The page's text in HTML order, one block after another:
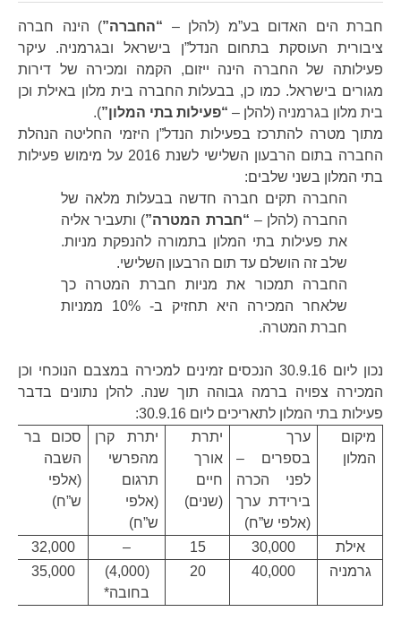
חברת הים האדום בע”מ (להלן – “החברה”) הינה חברה
ציבורית העוסקת בתחום הנדל”ן בישראל ובגרמניה. עיקר
פעילותה של החברה הינה ייזום, הקמה ומכירה של דירות
מגורים בישראל. כמו כן, בבעלות החברה בית מלון באילת וכן
בית מלון בגרמניה (להלן – “פעילות בתי המלון”).
מתוך מטרה להתרכז בפעילות הנדל”ן היזמי החליטה הנהלת
החברה בתום הרבעון השלישי לשנת 2016 על מימוש פעילות
בתי המלון בשני שלבים:
החברה תקים חברה חדשה בבעלות מלאה של
החברה (להלן – “חברת המטרה”) ותעביר אליה
את פעילות בתי המלון בתמורה להנפקת מניות.
שלב זה הושלם עד תום הרבעון השלישי.
החברה תמכור את מניות חברת המטרה כך
שלאחר המכירה היא תחזיק ב- 10% ממניות
חברת המטרה.
נכון ליום 30.9.16 הנכסים זמינים למכירה במצבם הנוכחי וכן
המכירה צפויה ברמה גבוהה תוך שנה. להלן נתונים בדבר
פעילות בתי המלון לתאריכים ליום 30.9.16:
מיקום
המלון
ערך
בספרים –
לפני הכרה
בירידת ערך
(אלפי ש”ח)
יתרת
אורך
חיים
(שנים)
יתרת קרן
מהפרשי
תרגום
(אלפי
ש”ח)
סכום בר
השבה
(אלפי
ש”ח)
אילת 30,000
15
–
32,000
גרמניה
40,000
20
(4,000)
בחובה*
35,000